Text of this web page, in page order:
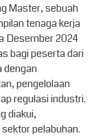
Master, sebuah
tenaga kerja
Desember 2024
bagi peserta dari
dengan
pengelolaan
regulasi industri.
diakui,
pelabuhan.